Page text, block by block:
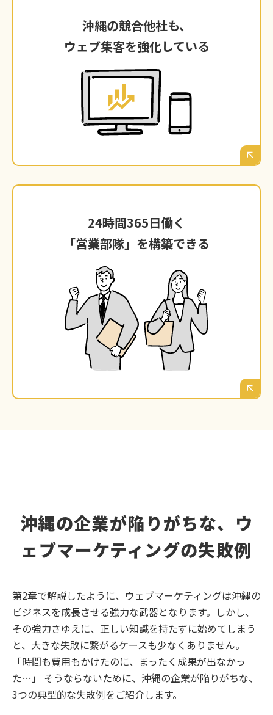
沖縄の競合他社も、
ウェブ集客を強化している
ウェブ集客を強化している
あなたがウェブマーケティングに手をつけてい
ない間にも、沖縄の競合他社はブログを書き、
広告を出し、SNSで顧客と繋がっています。そ
の差は、日に日に開いていくだけです。
24時間365日働く
「営業部隊」を構築できる
24時間365日働く
「営業部隊」を構築できる
ウェブマーケティングの仕組みが一度回り始め
れば、それはあなたが寝ている間も、沖縄のお
客様からの問い合わせや注文を受け付け、あな
たの会社の魅力を伝え続けてくれる、
わずに働き続ける最強の「営業部隊」
沖縄の企業が陥りがちな、ウ
ェブマーケティングの失敗例
第2章で解説したように、ウェブマーケティングは沖縄の
ビジネスを成長させる強力な武器となります。しかし、
その強力さゆえに、正しい知識を持たずに始めてしまう
と、大きな失敗に繋がるケースも少なくありません。
「時間も費用もかけたのに、まったく成果が出なかっ
た…」 そうならないために、沖縄の企業が陥りがちな、
3つの典型的な失敗例をご紹介します。